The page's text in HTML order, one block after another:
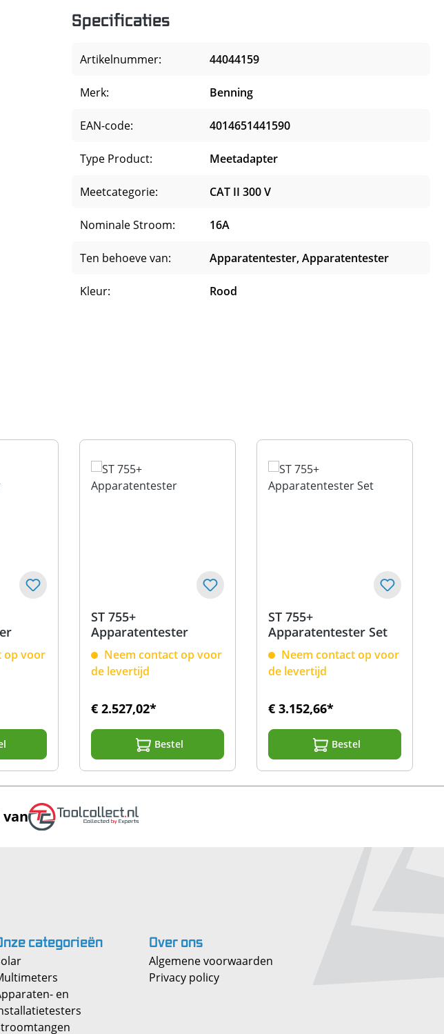
Specificaties
Artikelnummer: 44044159
Merk: Benning
EAN-code: 4014651441590
Type Product: Meetadapter
Meetcategorie: CAT II 300 V
Nominale Stroom: 16A
Ten behoeve van: Apparatentester, Apparatentester
Kleur: Rood
op voor
ST 755+
Apparatentester
Neem contact op voor
de levertijd
€ 2.527,02*
Bestel
ST 755+
Apparatentester Set
Neem contact op voor
de levertijd
€ 3.152,66*
Bestel
categorieën
en
Overons
Algemene voorwaarden
Privacy policy